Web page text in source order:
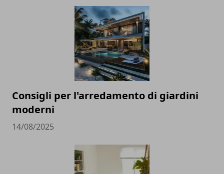
Consigli per l'arredamento di giardini
moderni
14/08/2025